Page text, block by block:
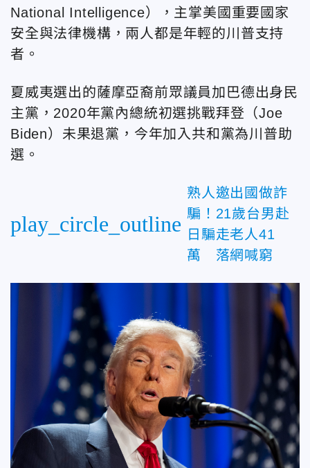
National Intelligence），主掌美國重要國家
安全與法律機構，兩人都是年輕的川普支持
者。
夏威夷選出的薩摩亞裔前眾議員加巴德出身民
主黨，2020年黨內總統初選挑戰拜登（Joe
Biden）未果退黨，今年加入共和黨為川普助
選。
play_circle_outline
熟人邀出國做詐
騙！21歲台男赴
日騙走老人41
萬 落網喊窮